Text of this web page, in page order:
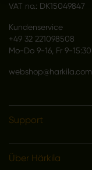
VAT no.: DK15049847
Kundenservice
+49 32 221098508
Mo-Do 9-16, Fr 9-15:30
webshop@harkila.com
Support
Über Härkila